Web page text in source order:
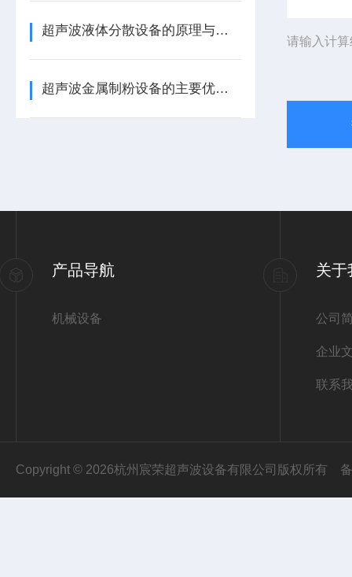
超声波液体分散设备的原理与应用解析
超声波金属制粉设备的主要优势体现在哪些方面
请输入计
产品导航
机械设备
关于
公司
企业
联系
Copyright © 2026杭州宸荣超声波设备有限公司版权所有